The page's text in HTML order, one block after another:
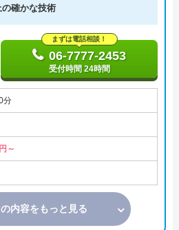
確かな技術
まずは電話相談！
06-7777-2453
受付時間 24時間
分
～
内容をもっと見る